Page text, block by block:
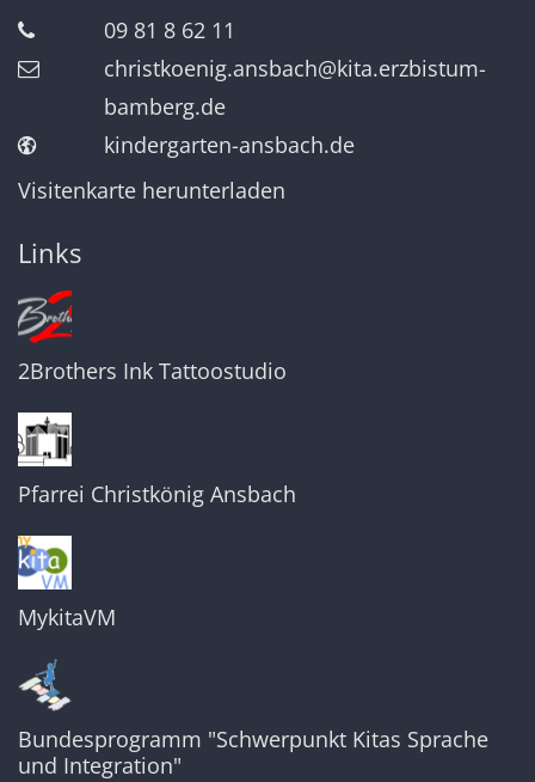
09 81 8 62 11
christkoenig.ansbach@kita.erzbistum-
bamberg.de
kindergarten-ansbach.de
Visitenkarte herunterladen
Links
2Brothers Ink Tattoostudio
Pfarrei Christkönig Ansbach
MykitaVM
Bundesprogramm "Schwerpunkt Kitas Sprache
und Integration"